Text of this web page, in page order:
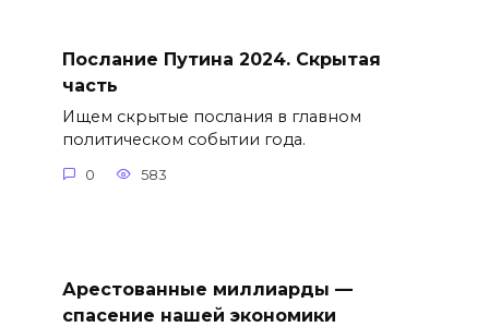
Послание Путина 2024. Скрытая
часть
Ищем скрытые послания в главном
политическом событии года.
0 583
Арестованные миллиарды —
спасение нашей экономики